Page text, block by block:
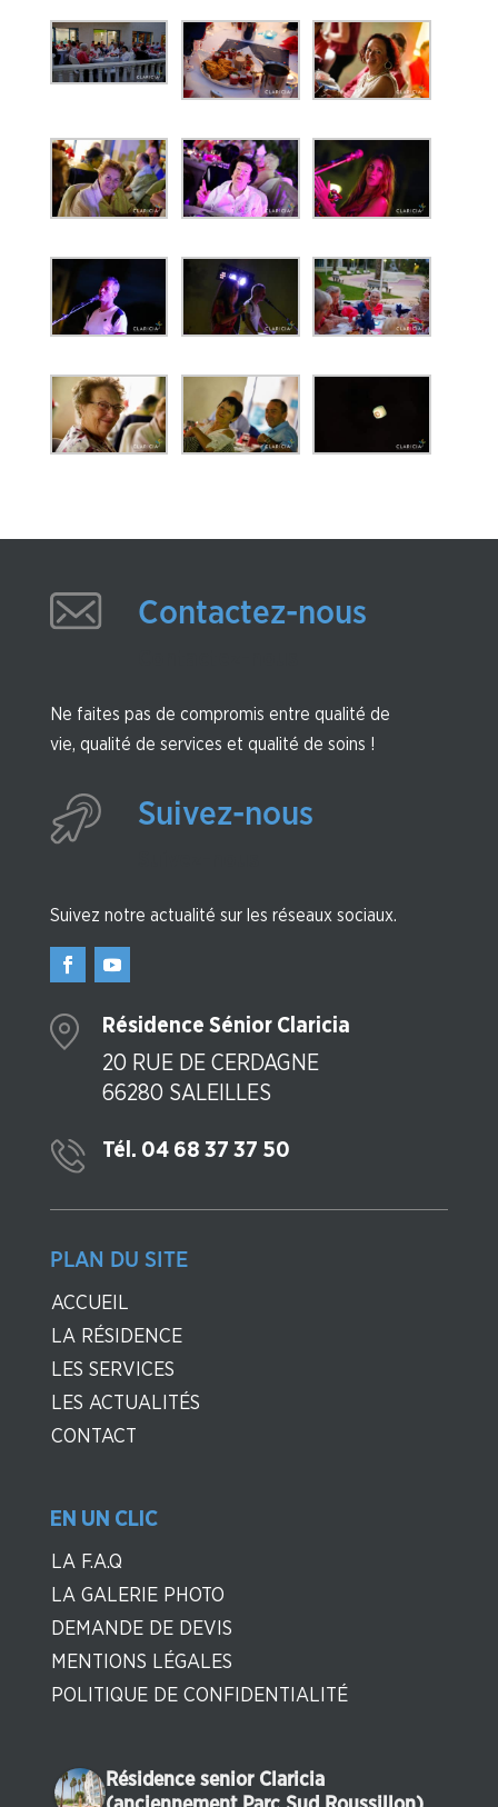
Contactez-nous
Ne faites pas de compromis entre qualité de
vie, qualité de services et qualité de soins !
Suivez-nous
Suivez notre actualité sur les réseaux sociaux.
Résidence Sénior Claricia
20 RUE DE CERDAGNE
66280 SALEILLES
Tél. 04 68 37 37 50
PLAN DU SITE
ACCUEIL
LA RÉSIDENCE
LES SERVICES
LES ACTUALITÉS
CONTACT
EN UN CLIC
LA F.A.Q
LA GALERIE PHOTO
DEMANDE DE DEVIS
MENTIONS LÉGALES
POLITIQUE DE CONFIDENTIALITÉ
Résidence senior Claricia